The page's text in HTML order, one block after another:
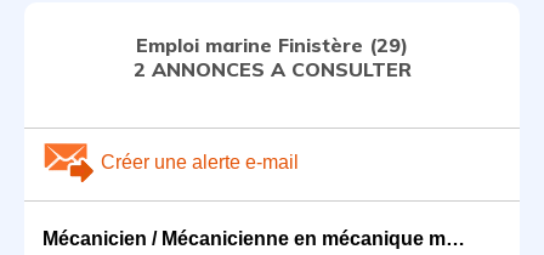
Emploi marine Finistère (29)
2 ANNONCES A CONSULTER
Créer une alerte e-mail
Mécanicien / Mécanicienne en mécanique marine ou navale (H/F)